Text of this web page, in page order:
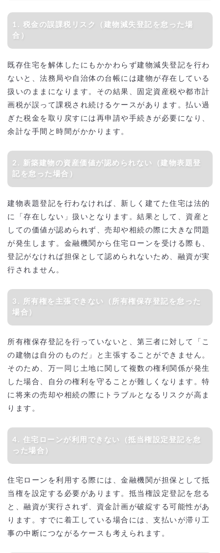
1. 税金の誤課税リスク（建物減失登記を怠った場
合）
既存住宅を解体したにもかかわらず建物減失登記を行わ
ないと、法務局や自治体の台帳には建物が存在している
扱いのままになります。その結果、固定資産税や都市計
画税が誤って課税され続けるケースがあります。払い過
ぎた税金を取り戻すには再申請や手続きが必要になり、
余計な手間と時間がかかります。
2. 新築建物の資産価値が認められない（建物表題登
記を怠った場合）
建物表題登記を行わなければ、新しく建てた住宅は法的
に「存在しない」扱いとなります。結果として、資産と
しての価値が認められず、売却や相続の際に大きな問題
が発生します。金融機関から住宅ローンを受ける際も、
登記がなければ担保として認められないため、融資が実
行されません。
3. 所有権を主張できない（所有権保存登記を怠った
場合）
所有権保存登記を行っていないと、第三者に対して「こ
の建物は自分のものだ」と主張することができません。
そのため、万一同じ土地に関して複数の権利関係が発生
した場合、自分の権利を守ることが難しくなります。特
に将来の売却や相続の際にトラブルとなるリスクが高ま
ります。
4. 住宅ローンが利用できない（抵当権設定登記を怠
った場合）
住宅ローンを利用する際には、金融機関が担保として抵
当権を設定する必要があります。抵当権設定登記を怠る
と、融資が実行されず、資金計画が破綻する可能性があ
ります。すでに着工している場合には、支払いが滞り工
事の中断につながるケースも考えられます。